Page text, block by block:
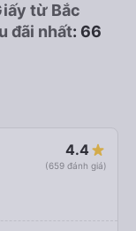
từ Bắc
đãi nhất: 66
4.4
(659 đánh giá)